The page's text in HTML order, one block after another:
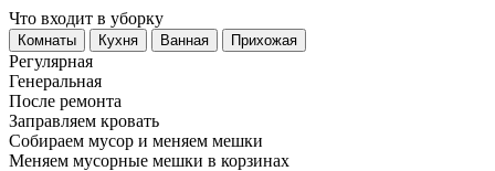
Что входит в уборку
Регу­лярная
Гене­ральная
После ремонта
Заправляем кровать
Собираем мусор и меняем мешки
Меняем мусорные мешки в корзинах